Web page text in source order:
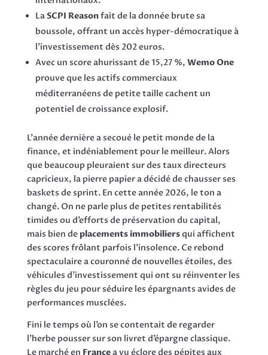
LaSCPI Reasonfait de la donnée brute sa
boussole, offrant un accès hyper-démocratique à
l’investissement dès 202 euros.
Avec un score ahurissant de 15,27 %, Wemo One
prouve que les actifs commerciaux
méditerranéens de petite taille cachent un
potentiel de croissance explosif.
L’année dernière a secoué le petit monde de la
finance, et indéniablement pour le meilleur. Alors
que beaucoup pleuraient sur des taux directeurs
capricieux, la pierre papier a décidé de chausser ses
baskets de sprint. En cette année 2026, le ton a
changé. On ne parle plus de petites rentabilités
timides ou d’efforts de préservation du capital,
mais bien de placements immobiliersqui affichent
des scores frôlant parfois l’insolence. Ce rebond
spectaculaire a couronné de nouvelles étoiles, des
véhicules d’investissement qui ont su réinventer les
règles du jeu pour séduire les épargnants avides de
performances musclées.
Fini le temps où l’on se contentait de regarder
l’herbe pousser sur son livret d’épargne classique.
Le marché en Francea vu éclore des pépites aux